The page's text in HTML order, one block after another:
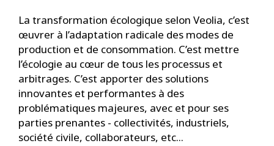
La transformation écologique selon Veolia, c’est
œuvrer à l’adaptation radicale des modes de
production et de consommation. C’est mettre
l’écologie au cœur de tous les processus et
arbitrages. C’est apporter des solutions
innovantes et performantes à des
problématiques majeures, avec et pour ses
parties prenantes - collectivités, industriels,
société civile, collaborateurs, etc...